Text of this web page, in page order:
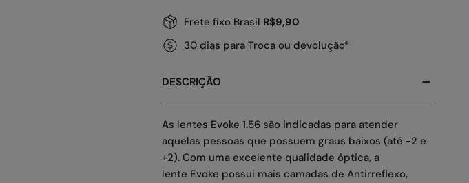
Frete fixo Brasil R$9,90
30 dias para Troca ou devolução*
DESCRIÇÃO
As lentes Evoke 1.56 são indicadas para atender
aquelas pessoas que possuem graus baixos (até -2 e
+2). Com uma excelente qualidade óptica, a
lente Evoke possui mais camadas de Antirreflexo,